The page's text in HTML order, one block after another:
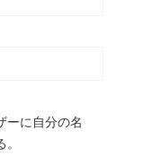
ーに自分の名